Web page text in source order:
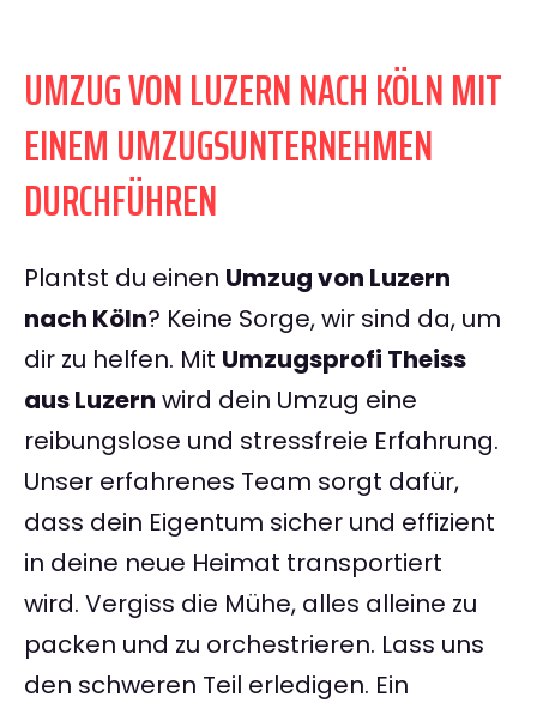
UMZUG VON LUZERN NACH KÖLN MIT
EINEM UMZUGSUNTERNEHMEN
DURCHFÜHREN
Plantst du einen Umzug von Luzern
nach Köln? Keine Sorge, wir sind da, um
dir zu helfen. Mit Umzugsprofi Theiss
aus Luzern wird dein Umzug eine
reibungslose und stressfreie Erfahrung.
Unser erfahrenes Team sorgt dafür,
dass dein Eigentum sicher und effizient
in deine neue Heimat transportiert
wird. Vergiss die Mühe, alles alleine zu
packen und zu orchestrieren. Lass uns
den schweren Teil erledigen. Ein